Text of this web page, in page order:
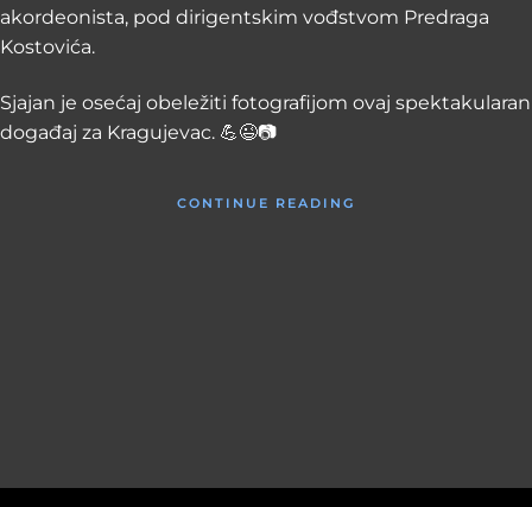
akordeonista, pod dirigentskim vođstvom Predraga
Kostovića.
Sjajan je osećaj obeležiti fotografijom ovaj spektakularan
događaj za Kragujevac. 💪😉📷
CONTINUE READING